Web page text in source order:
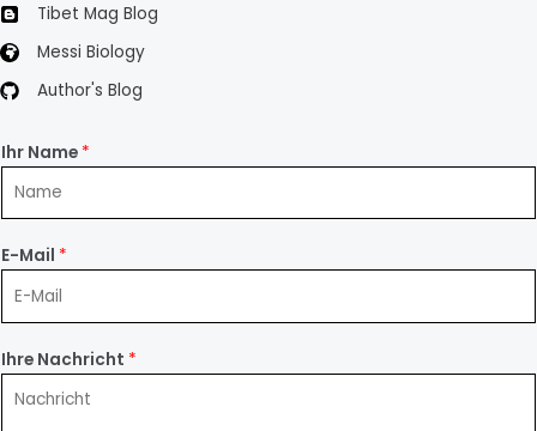
Tibet Mag Blog
Messi Biology
Author's Blog
Ihr Name *
E-Mail *
Ihre Nachricht *